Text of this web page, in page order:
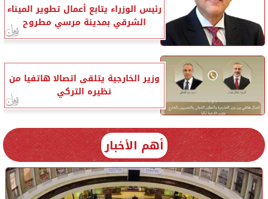
رئيس الوزراء يتابع أعمال تطوير الميناء
الشرقي بمدينة مرسي مطروح
وزير الخارجية يتلقى اتصالا هاتفيا من
نظيره التركي
أهم الأخبار